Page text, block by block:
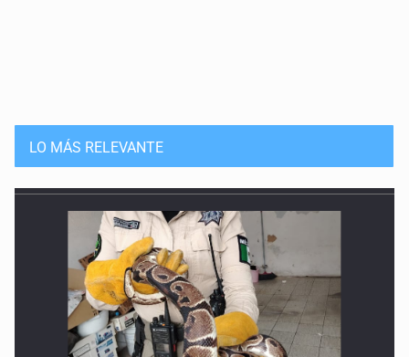
13 de Julio de 2026
No hay problema de salud
11 de Julio de 2026
Detienen en Tlajomulco a hombre con dos armas de fuego
y más de 50 cartuchos
10 de Julio de 2026
LO MÁS RELEVANTE